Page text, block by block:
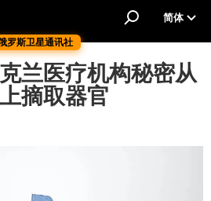
罗斯卫星通讯社
简体
兰医疗机构秘密从
摘取器官